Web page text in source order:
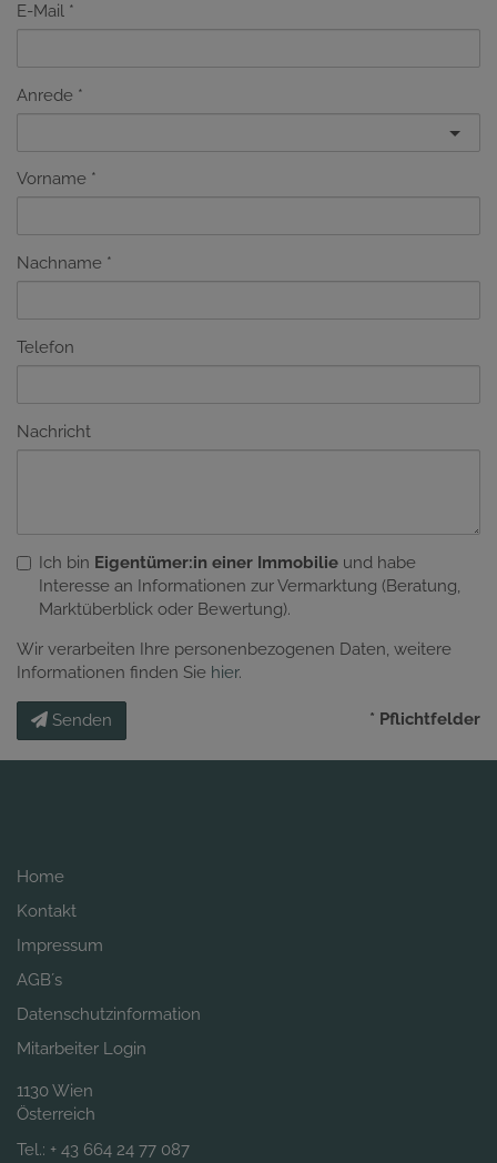
E-Mail
Anrede
Vorname
Nachname
Telefon
Nachricht
Ich bin Eigentümer:in einer Immobilie und habe
Interesse an Informationen zur Vermarktung (Beratung,
Marktüberblick oder Bewertung).
Wir verarbeiten Ihre personenbezogenen Daten, weitere
Informationen finden Sie hier.
Senden * Pflichtfelder
Home
Kontakt
Impressum
AGB´s
Datenschutzinformation
Mitarbeiter Login
1130 Wien
Österreich
Tel.: + 43 664 24 77 087